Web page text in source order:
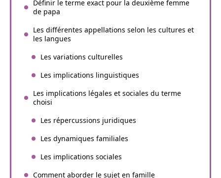
Définir le terme exact pour la deuxième femme
de papa
Les différentes appellations selon les cultures et
les langues
Les variations culturelles
Les implications linguistiques
Les implications légales et sociales du terme
choisi
Les répercussions juridiques
Les dynamiques familiales
Les implications sociales
Comment aborder le sujet en famille